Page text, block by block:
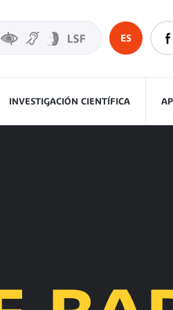
ES
INVESTIGACIÓN CIENTÍFICA